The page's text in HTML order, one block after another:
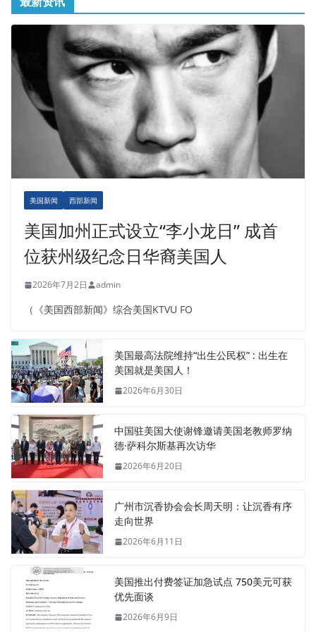
美国新闻 西部新闻
美国加州正式设立“李小龙日” 成首
位获州级纪念日华裔美国人
2026年7月2日 admin
（《美国西部新闻》综合美国KTVU FO
美国最高法院维持“出生公民权” : 出生在
美国就是美国人！
2026年6月30日
中国驻美国大使谢锋邀请美国老教师罗纳
德·萨科尔斯基再次访华
2026年6月20日
广州市沉香协会会长周天明：让沉香有序
走向世界
2026年6月11日
美国推出付费签证加急试点 750美元可获
优先面谈
2026年6月9日